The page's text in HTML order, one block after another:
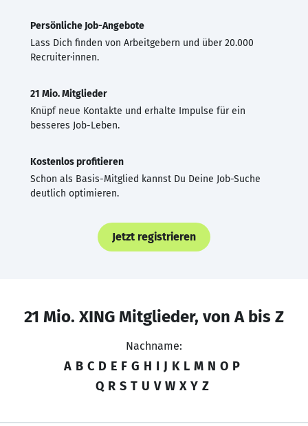
Persönliche Job-Angebote
Lass Dich finden von Arbeitgebern und über 20.000
Recruiter·innen.
21 Mio. Mitglieder
Knüpf neue Kontakte und erhalte Impulse für ein
besseres Job-Leben.
Kostenlos profitieren
Schon als Basis-Mitglied kannst Du Deine Job-Suche
deutlich optimieren.
Jetzt registrieren
21 Mio. XING Mitglieder, von A bis Z
Nachname:
A B C D E F G H I J K L M N O P
Q R S T U V W X Y Z